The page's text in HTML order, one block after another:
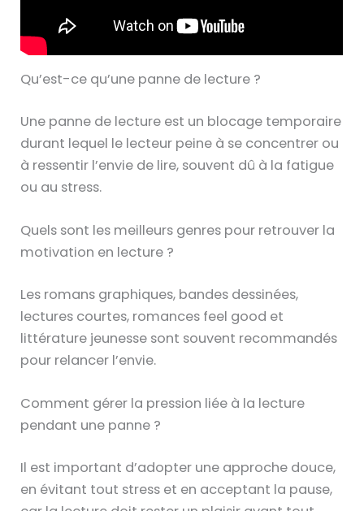
Qu’est-ce qu’une panne de lecture ?
Une panne de lecture est un blocage temporaire
durant lequel le lecteur peine à se concentrer ou
à ressentir l’envie de lire, souvent dû à la fatigue
ou au stress.
Quels sont les meilleurs genres pour retrouver la
motivation en lecture ?
Les romans graphiques, bandes dessinées,
lectures courtes, romances feel good et
littérature jeunesse sont souvent recommandés
pour relancer l’envie.
Comment gérer la pression liée à la lecture
pendant une panne ?
Il est important d’adopter une approche douce,
en évitant tout stress et en acceptant la pause,